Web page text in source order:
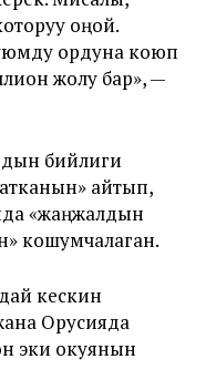
оңой.
ордуна коюп
жолу бар», —
бийлиги
айтып,
«жаңжалдын
кошумчалаган.
кескин
Орусияда
эки окуянын